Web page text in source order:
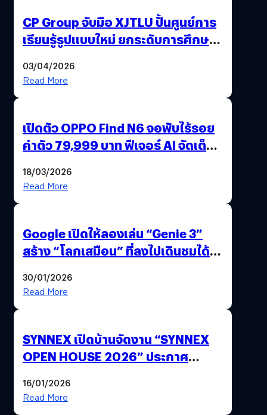
CP Group จับมือ XJTLU ปั้นศูนย์การ
เรียนรู้รูปแบบใหม่ ยกระดับการศึกษา
03/04/2026
Read More
เปิดตัว OPPO Find N6 จอพับไร้รอย
ค่าตัว 79,999 บาท ฟีเจอร์ AI จัดเต็ม
18/03/2026
Read More
Google เปิดให้ลองเล่น “Genie 3”
สร้าง “โลกเสมือน” ที่ลงไปเดินชมได้
30/01/2026
Read More
SYNNEX เปิดบ้านจัดงาน “SYNNEX
OPEN HOUSE 2026” ประกาศ
ได้ 53,000 ล้านบาท
16/01/2026
Read More